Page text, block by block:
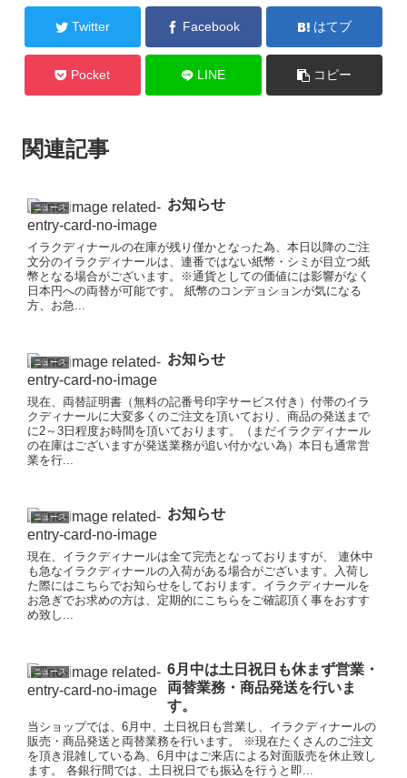
Twitter Facebook はてブ
Pocket LINE コピー
関連記事
ニュース お知らせ
イラクディナールの在庫が残り僅かとなった為、本日以降のご注
文分のイラクディナールは、連番ではない紙幣・シミが目立つ紙
幣となる場合がございます。※通貨としての価値には影響がなく
日本円への両替が可能です。 紙幣のコンデョションが気になる
方、お急...
ニュース お知らせ
現在、両替証明書（無料の記番号印字サービス付き）付帯のイラ
クディナールに大変多くのご注文を頂いており、商品の発送まで
に2～3日程度お時間を頂いております。（まだイラクディナール
の在庫はございますが発送業務が追い付かない為）本日も通常営
業を行...
ニュース お知らせ
現在、イラクディナールは全て完売となっておりますが、 連休中
も急なイラクディナールの入荷がある場合がございます。入荷し
た際にはこちらでお知らせをしております。イラクディナールを
お急ぎでお求めの方は、定期的にこちらをご確認頂く事をおすす
め致し...
ニュース
6月中は土日祝日も休まず営業・
両替業務・商品発送を行いま
す。
当ショップでは、6月中、土日祝日も営業し、イラクディナールの
販売・商品発送と両替業務を行います。 ※現在たくさんのご注文
を頂き混雑している為、6月中はご来店による対面販売を休止致し
ます。 各銀行間では、土日祝日でも振込を行うと即...